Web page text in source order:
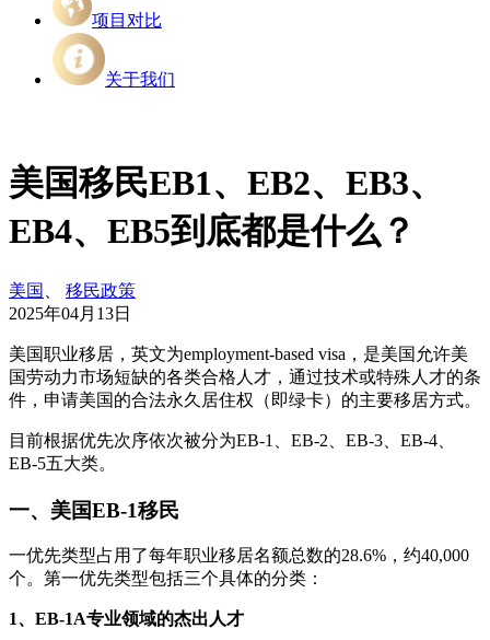
项目对比
关于我们
美国移民EB1、EB2、EB3、
EB4、EB5到底都是什么？
美国
移民政策
2025年04月13日
美国职业移居，英文为employment-based visa，是美国允许美
国劳动力市场短缺的各类合格人才，通过技术或特殊人才的条
件，申请美国的合法永久居住权（即绿卡）的主要移居方式。
目前根据优先次序依次被分为EB-1、EB-2、EB-3、EB-4、
EB-5五大类。
一、美国EB-1移民
一优先类型占用了每年职业移居名额总数的28.6%，约40,000
个。第一优先类型包括三个具体的分类：
1、EB-1A专业领域的杰出人才